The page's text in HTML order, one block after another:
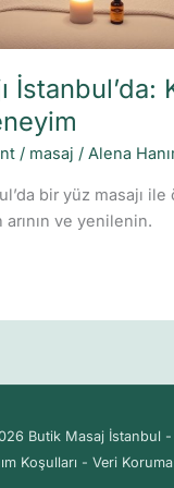
İstanbul’da:
/ masaj /Alena
bir yüz masajı
ve yenilenin.
Butik Masaj İstanbul -
Koşulları - Veri